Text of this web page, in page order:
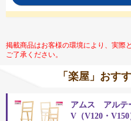
掲載商品はお客様の環境により、実際
ご了承ください。
「楽屋」おす
アムス アルテ
V（V120・V150